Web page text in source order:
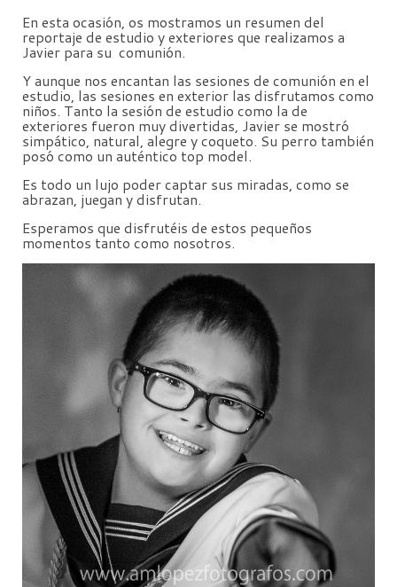
En esta ocasión, os mostramos un resumen del
reportaje de estudio y exteriores que realizamos a
Javier para su comunión.
Y aunque nos encantan las sesiones de comunión en el
estudio, las sesiones en exterior las disfrutamos como
niños. Tanto la sesión de estudio como la de
exteriores fueron muy divertidas, Javier se mostró
simpático, natural, alegre y coqueto. Su perro también
posó como un auténtico top model.
Es todo un lujo poder captar sus miradas, como se
abrazan, juegan y disfrutan.
Esperamos que disfrutéis de estos pequeños
momentos tanto como nosotros.